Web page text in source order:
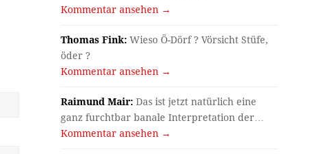
Kommentar ansehen →
Thomas Fink: Wieso Ö-Dörf ? Vörsicht Stüfe,
öder ?
Kommentar ansehen →
Raimund Mair: Das ist jetzt natürlich eine
ganz furchtbar banale Interpretation der…
Kommentar ansehen →